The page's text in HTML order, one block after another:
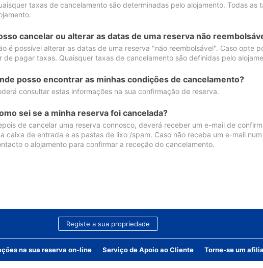
taxas de cancelamento são determinadas pelo alojamento. Todas as
cancelar ou alterar as datas de uma reserva não
é possível alterar as datas de uma reserva "não reembolsável". Caso opte
de pagar taxas. Quaisquer taxas de cancelamento são definidas pelo
posso encontrar as minhas condições de cancelamento?
consultar estas informações na sua confirmação de reserva.
sei se a minha reserva foi cancelada?
de cancelar uma reserva connosco, deverá receber um e-mail de
caixa de entrada e as pastas de lixo /spam. Caso não receba um e-mail
o alojamento para confirmar a receção do cancelamento.
Registe a sua propriedade
na sua reserva on-line Serviço de Apoio ao Cliente Torne-se um